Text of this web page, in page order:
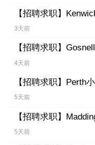
【招聘求职】
3天前
【招聘求职】
4天前
【招聘求职】 Perth
5天前
【招聘求职】
5天前